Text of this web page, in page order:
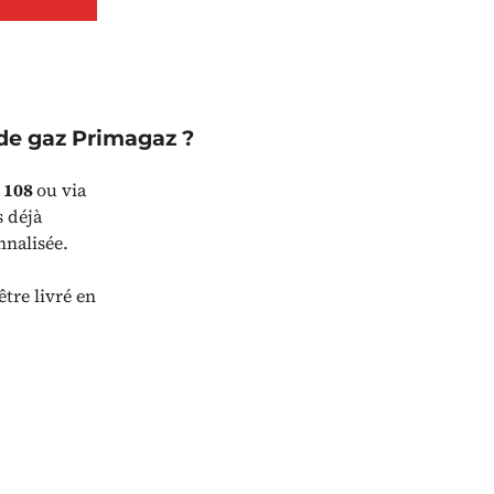
gaz Primagaz ?
108ou via
déjà
livré en